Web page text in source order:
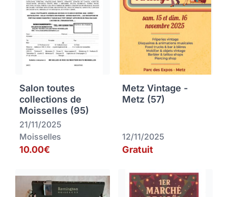
Salon toutes
collections de
Moisselles (95)
21/11/2025
Moisselles
10.00€
Metz Vintage -
Metz (57)
12/11/2025
Gratuit